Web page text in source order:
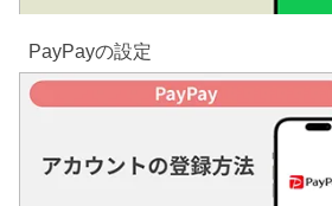
PayPayの設定
カウントの登録方法
スー